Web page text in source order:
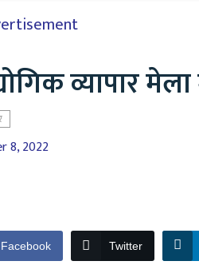
व्यापार
8, 2022
Facebook Twitter